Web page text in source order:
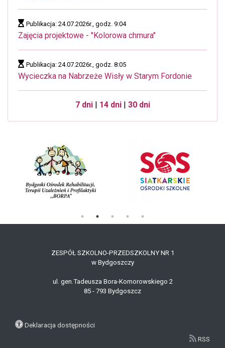
Publikacja: 24.07.2026r., godz. 9:04
Zajęcia projektowe - "Kolorowa chmura"
Publikacja: 24.07.2026r., godz. 8:05
Wycieczka na Nabrzeże Wisły w Starym Fordonie
7 dni| 14 dni| 30 dni
ZESPÓŁ SZKOLNO-PRZEDSZKOLNY NR 1
w Bydgoszczy
ul. gen.Tadeusza Bora-Komorowskiego 2
85 - 793 Bydgoszcz
Deklaracja dostępności
RSS